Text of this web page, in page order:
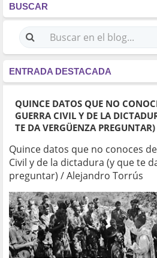
BUSCAR
ENTRADA DESTACADA
QUINCE DATOS QUE NO
GUERRA CIVIL Y DE LA
TE DA VERGÜENZA PREGUNTAR)
Quince datos que no conoces
Civil y de la dictadura (y que te
preguntar) / Alejandro Torrús